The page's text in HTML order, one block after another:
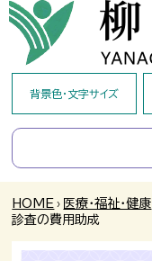
背景色・文字サイズ
HOME › 医療・福祉・健康
診査の費用助成